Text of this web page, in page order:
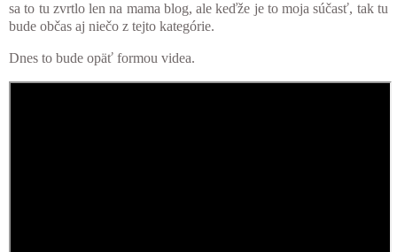
sa to tu zvrtlo len na mama blog, ale keďže je to moja súčasť, tak tu
bude občas aj niečo z tejto kategórie.
Dnes to bude opäť formou videa.